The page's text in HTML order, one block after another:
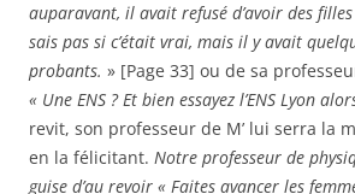
auparavant, il avait refusé d’avoir des
sais pas si c’était vrai, mais il y avait
probants. » [Page 33] ou de sa
« Une ENS ? Et bien essayez l’ENS Lyon
revit, son professeur de M’ lui serra la
en la félicitant. Notre professeur de
guise d’au revoir « Faites avancer les